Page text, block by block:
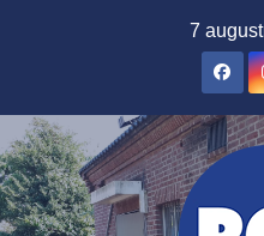
inhoud
7